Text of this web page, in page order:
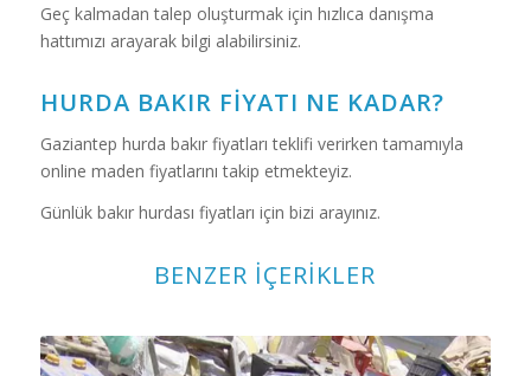
Geç kalmadan talep oluşturmak için hızlıca danışma
hattımızı arayarak bilgi alabilirsiniz.
HURDA BAKIR FIYATI NE KADAR?
Gaziantep hurda bakır fiyatları teklifi verirken tamamıyla
online maden fiyatlarını takip etmekteyiz.
Günlük bakır hurdası fiyatları için bizi arayınız.
BENZER İÇERIKLER